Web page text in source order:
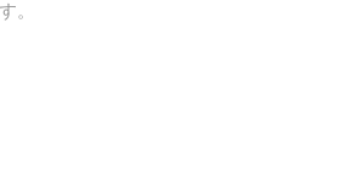
。